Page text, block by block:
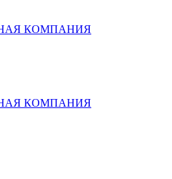
КОМПАНИЯ
КОМПАНИЯ